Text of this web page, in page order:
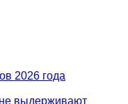
2026 года
выдерживают